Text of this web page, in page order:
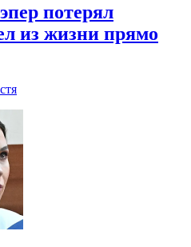
потерял
из жизни прямо